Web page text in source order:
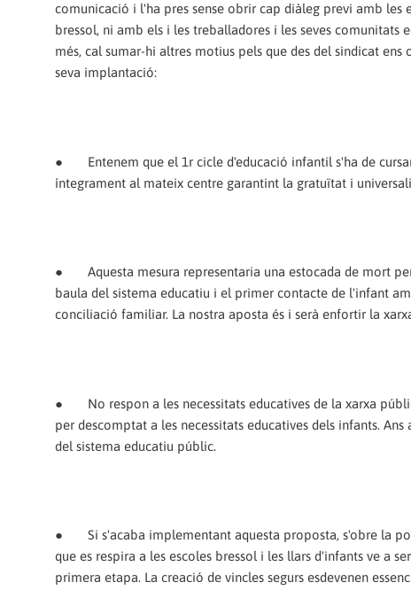
comunicació i l'ha pres sense obrir cap diàleg previ amb les
bressol, ni amb els i les treballadores i les seves comunitats
més, cal sumar-hi altres motius pels que des del sindicat ens
seva implantació:
● Entenem que el 1r cicle d'educació infantil s'ha de
íntegrament al mateix centre garantint la gratuïtat i
● Aquesta mesura representaria una estocada de mort
baula del sistema educatiu i el primer contacte de l'infant
conciliació familiar. La nostra aposta és i serà enfortir la
● No respon a les necessitats educatives de la xarxa
per descomptat a les necessitats educatives dels infants.
del sistema educatiu públic.
● Si s'acaba implementant aquesta proposta, s'obre la
que es respira a les escoles bressol i les llars d'infants ve a
primera etapa. La creació de vincles segurs esdevenen